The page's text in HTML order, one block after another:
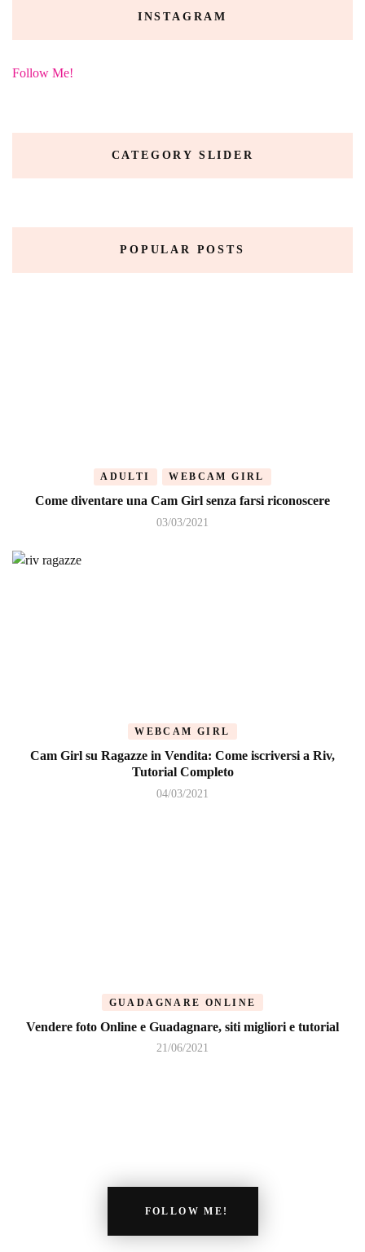
INSTAGRAM
Follow Me!
CATEGORY SLIDER
POPULAR POSTS
ADULTI WEBCAM GIRL
Come diventare una Cam Girl senza farsi riconoscere
03/03/2021
WEBCAM GIRL
Cam Girl su Ragazze in Vendita: Come iscriversi a Riv,
Tutorial Completo
04/03/2021
GUADAGNARE ONLINE
Vendere foto Online e Guadagnare, siti migliori e tutorial
21/06/2021
FOLLOW ME!